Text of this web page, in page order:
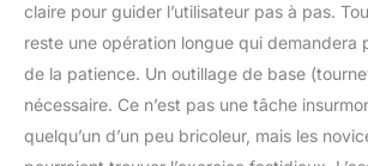
claire pour guider l’utilisateur pas à pas.
reste une opération longue qui demandera
de la patience. Un outillage de base
nécessaire. Ce n’est pas une tâche
quelqu’un d’un peu bricoleur, mais les